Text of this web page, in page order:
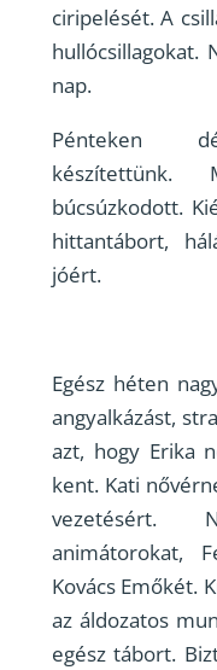
ciripelését. A
hullócsillagokat.
nap.
Pénteken
készítettünk.
búcsúzkodott.
hittantábort,
jóért.
Egész héten
angyalkázást,
azt, hogy Erika
kent. Kati
vezetésért.
animátorokat,
Kovács Emőkét.
az áldozatos
egész tábort.